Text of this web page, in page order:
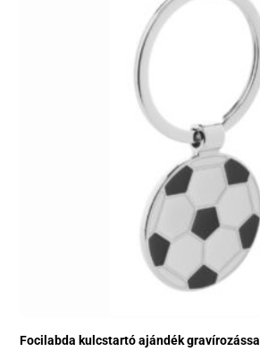
Focilabda kulcstartó ajándék gravírozással